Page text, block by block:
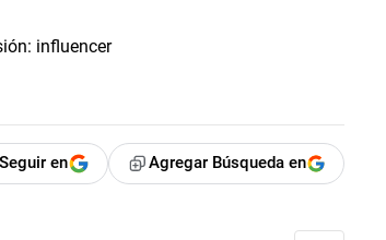
en Agregar Búsqueda en